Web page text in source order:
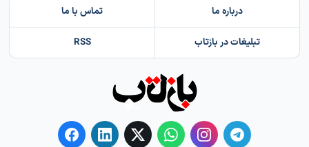
درباره ما تماس با ما
تبلیغات در بازتاب RSS